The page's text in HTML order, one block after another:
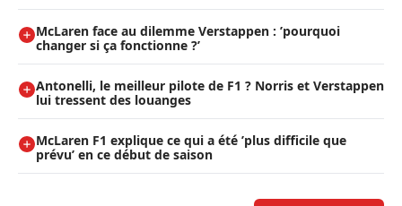
McLaren face au dilemme Verstappen : ’pourquoi
changer si ça fonctionne ?’
Antonelli, le meilleur pilote de F1 ? Norris et Verstappen
lui tressent des louanges
McLaren F1 explique ce qui a été ’plus difficile que
prévu’ en ce début de saison